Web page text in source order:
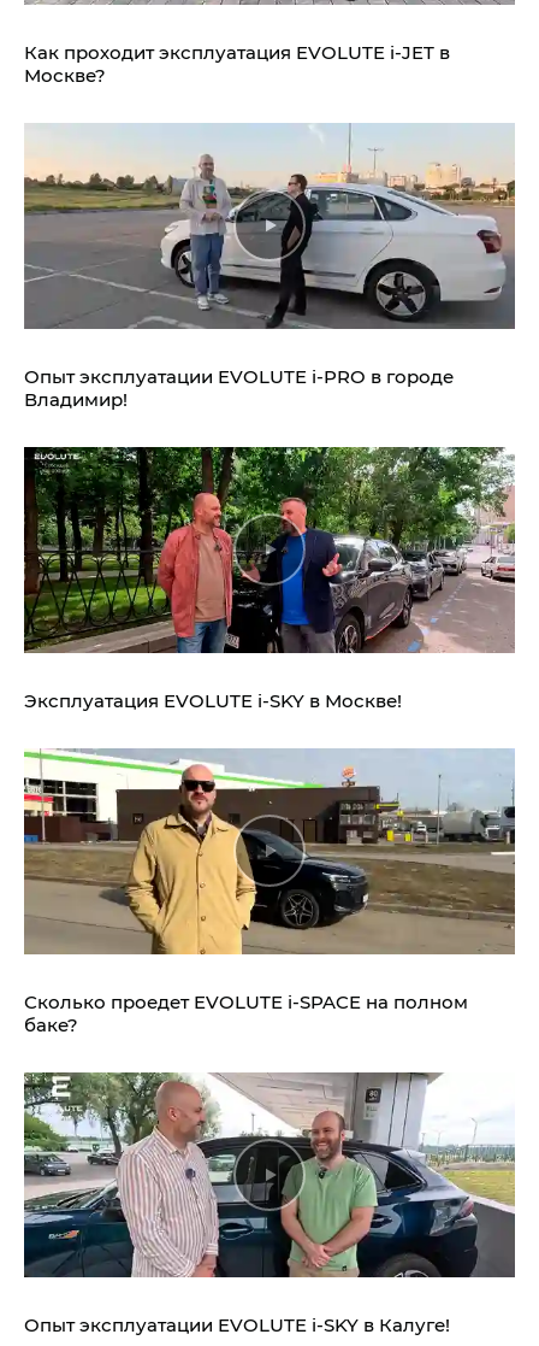
Как проходит эксплуатация EVOLUTE i‑JET в
Москве?
Опыт эксплуатации EVOLUTE i‑PRO в городе
Владимир!
Эксплуатация EVOLUTE i‑SKY в Москве!
Сколько проедет EVOLUTE i‑SPACE на полном
баке?
Опыт эксплуатации EVOLUTE i‑SKY в Калуге!